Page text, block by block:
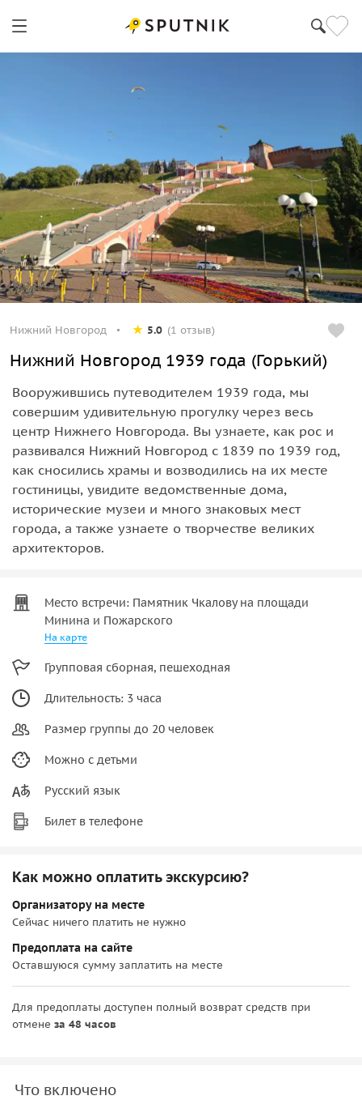
Нижний Новгород 5.0 (1 отзыв)
Нижний Новгород 1939 года (Горький)
Вооружившись путеводителем 1939 года, мы
совершим удивительную прогулку через весь
центр Нижнего Новгорода. Вы узнаете, как рос и
развивался Нижний Новгород с 1839 по 1939 год,
как сносились храмы и возводились на их месте
гостиницы, увидите ведомственные дома,
исторические музеи и много знаковых мест
города, а также узнаете о творчестве великих
архитекторов.
Место встречи: Памятник Чкалову на площади
Минина и Пожарского
На карте
Групповая сборная, пешеходная
Длительность: 3 часа
Размер группы до 20 человек
Можно с детьми
Русский язык
Билет в телефоне
Как можно оплатить экскурсию?
Организатору на месте
Сейчас ничего платить не нужно
Предоплата на сайте
Оставшуюся сумму заплатить на месте
Для предоплаты доступен полный возврат средств при
отмене за 48 часов
Что включено